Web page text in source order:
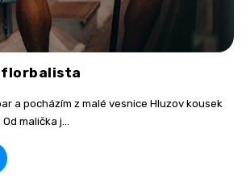
florbalista
a pocházím z malé vesnice Hluzov kousek
malička j...